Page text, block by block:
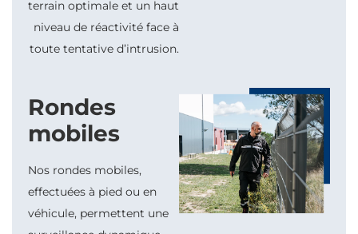
terrain optimale et un haut
niveau de réactivité face à
toute tentative d’intrusion.
Rondes
mobiles
Nos rondes mobiles,
effectuées à pied ou en
véhicule, permettent une